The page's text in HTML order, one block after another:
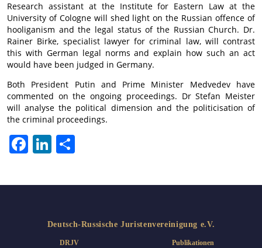
Research assistant at the Institute for Eastern Law at the
University of Cologne will shed light on the Russian offence of
hooliganism and the legal status of the Russian Church. Dr.
Rainer Birke, specialist lawyer for criminal law, will contrast
this with German legal norms and explain how such an act
would have been judged in Germany.
Both President Putin and Prime Minister Medvedev have
commented on the ongoing proceedings. Dr Stefan Meister
will analyse the political dimension and the politicisation of
the criminal proceedings.
FacebookLinkedIn
Deutsch-Russische Juristenvereinigung e.V.
DRJV Publikationen